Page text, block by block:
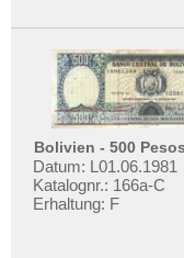
Bolivien - 500
Datum: L01.06.1981
Katalognr.: 166a-C
Erhaltung: F